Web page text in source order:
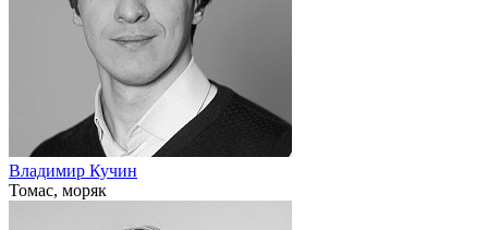
Владимир Кучин
Томас, моряк